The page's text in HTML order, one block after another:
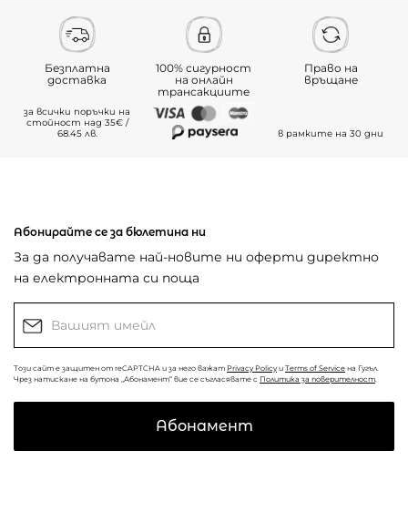
Безплатна
доставка
за всички поръчки на
стойност над 35€ /
68.45 лв.
100% сигурност
на онлайн
трансакциите
Право на
връщане
в рамките на 30 дни
Абонирайте се за бюлетина ни
За да получавате най-новите ни оферти директно
на електронната си поща
Този сайт е защитен от reCAPTCHA и за него важат Privacy Policy и Terms of Service на Гугъл.
Чрез натискане на бутона „Абонамент“ вие се съгласявате с Политика за поверителност
Абонамент